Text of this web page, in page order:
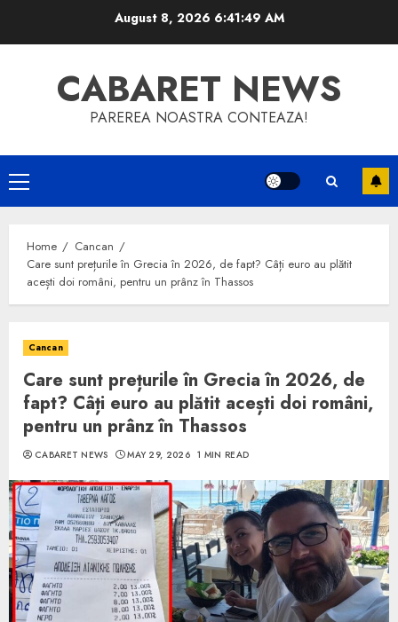
August 8, 2026 6:41:50 AM
CABARET NEWS
PAREREA NOASTRA CONTEAZA!
Primary
Menu
Home
Cancan
Care sunt prețurile în Grecia în 2026, de fapt? Câți euro au plătit
acești doi români, pentru un prânz în Thassos
Cancan
Care sunt prețurile în Grecia în 2026, de
fapt? Câți euro au plătit acești doi români,
pentru un prânz în Thassos
CABARET NEWS MAY 29, 2026 1 MIN READ